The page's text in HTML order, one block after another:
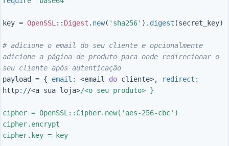
key = OpenSSL:: Digest . new( 'sha256' ). digest (secret_key)
# adicione o email do seu cliente e opcionalmente
adicione a página de produto para onde redirecionar o
seu cliente após autenticação
payload
= { email: <email do cliente>,
http://<a sua loja>/<o seu produto> }
cipher = OpenSSL::Cipher.new('aes-256-cbc')
cipher.encrypt
cipher.key = key